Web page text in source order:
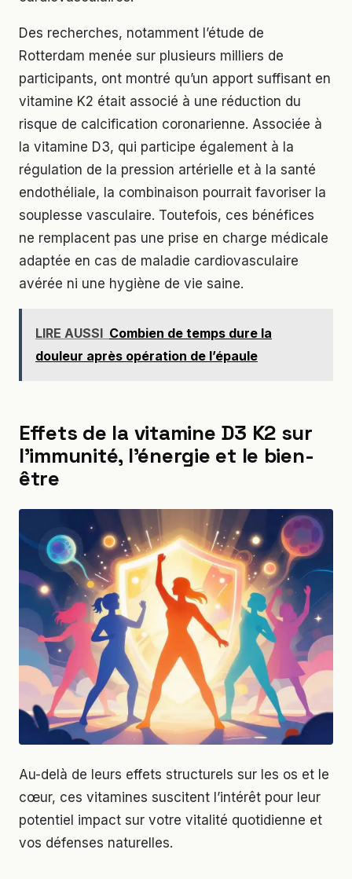
Des recherches, notamment l’étude de
Rotterdam menée sur plusieurs milliers de
participants, ont montré qu’un apport suffisant en
vitamine K2 était associé à une réduction du
risque de calcification coronarienne. Associée à
la vitamine D3, qui participe également à la
régulation de la pression artérielle et à la santé
endothéliale, la combinaison pourrait favoriser la
souplesse vasculaire. Toutefois, ces bénéfices
ne remplacent pas une prise en charge médicale
adaptée en cas de maladie cardiovasculaire
avérée ni une hygiène de vie saine.
LIRE AUSSI Combien de temps dure la
douleur après opération de l’épaule
Effets de la vitamine D3 K2 sur
l’immunité, l’énergie et le bien-
être
Au-delà de leurs effets structurels sur les os et le
cœur, ces vitamines suscitent l’intérêt pour leur
potentiel impact sur votre vitalité quotidienne et
vos défenses naturelles.